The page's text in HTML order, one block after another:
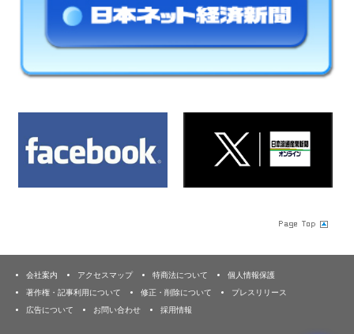
会社案内 アクセスマップ 特商法について
個人情報保護
著作権・記事利用について
修正・削除について
プレスリリース
広告について
お問い合わせ 採用情報